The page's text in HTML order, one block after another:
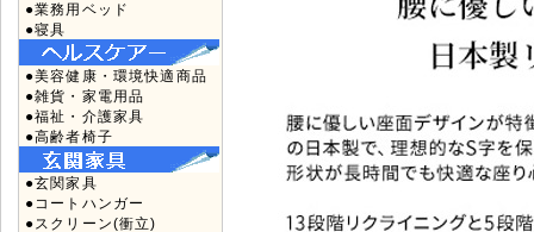
●業務用ベッド
●寝具
●美容健康・環境快適商品
●雑貨・家電用品
●福祉・介護家具
●高齢者椅子
●玄関家具
●コートハンガー
●スクリーン(衝立)